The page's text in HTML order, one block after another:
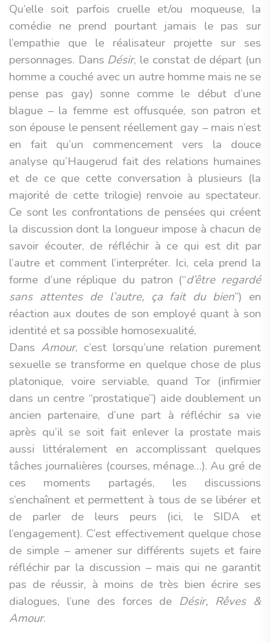
Qu’elle soit parfois cruelle et/ou moqueuse, la
comédie ne prend pourtant jamais le pas sur
l’empathie que le réalisateur projette sur ses
personnages. Dans Désir, le constat de départ (un
homme a couché avec un autre homme mais ne se
pense pas gay) sonne comme le début d’une
blague – la femme est offusquée, son patron et
son épouse le pensent réellement gay – mais n’est
en fait qu’un commencement vers la douce
analyse qu’Haugerud fait des relations humaines
et de ce que cette conversation à plusieurs (la
majorité de cette trilogie) renvoie au spectateur.
Ce sont les confrontations de pensées qui créent
la discussion dont la longueur impose à chacun de
savoir écouter, de réfléchir à ce qui est dit par
l’autre et comment l’interpréter. Ici, cela prend la
forme d’une réplique du patron (“d’être regardé
sans attentes de l’autre, ça fait du bien”) en
réaction aux doutes de son employé quant à son
identité et sa possible homosexualité,
Dans Amour, c’est lorsqu’une relation purement
sexuelle se transforme en quelque chose de plus
platonique, voire serviable, quand Tor (infirmier
dans un centre “prostatique”) aide doublement un
ancien partenaire, d’une part à réfléchir sa vie
après qu’il se soit fait enlever la prostate mais
aussi littéralement en accomplissant quelques
tâches journalières (courses, ménage…). Au gré de
ces moments partagés, les discussions
s’enchaînent et permettent à tous de se libérer et
de parler de leurs peurs (ici, le SIDA et
l’engagement). C’est effectivement quelque chose
de simple – amener sur différents sujets et faire
réfléchir par la discussion – mais qui ne garantit
pas de réussir, à moins de très bien écrire ses
dialogues, l’une des forces de Désir, Rêves &
Amour.